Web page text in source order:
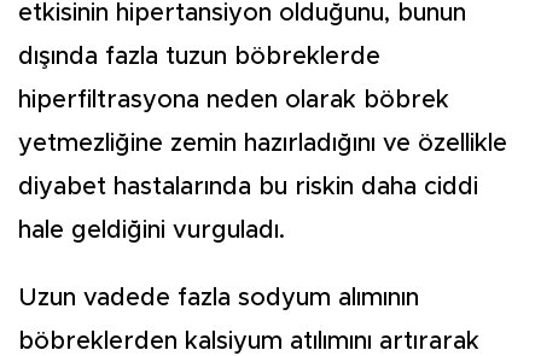
etkisinin hipertansiyon olduğunu, bunun
dışında fazla tuzun böbreklerde
hiperfiltrasyona neden olarak böbrek
yetmezliğine zemin hazırladığını ve özellikle
diyabet hastalarında bu riskin daha ciddi
hale geldiğini vurguladı.
Uzun vadede fazla sodyum alımının
böbreklerden kalsiyum atılımını artırarak